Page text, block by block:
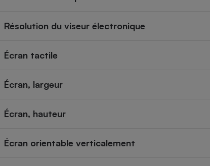
Résolution du viseur électronique
Écran tactile
Écran, largeur
Écran, hauteur
Écran orientable verticalement